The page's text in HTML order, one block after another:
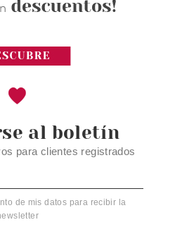
al boletín
para clientes registrados
de mis datos para recibir la